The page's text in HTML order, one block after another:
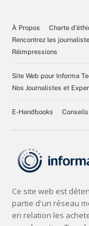
À Propos
Charte
Rencontrez les
Réimpressions
Site Web pour Informa
Nos Journalistes et
E-Handbooks